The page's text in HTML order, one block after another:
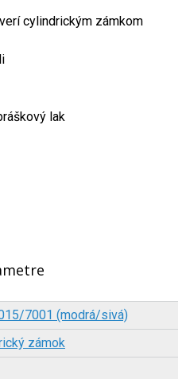
cylindrickým zámkom
lak
7001 (modrá/sivá)
zámok